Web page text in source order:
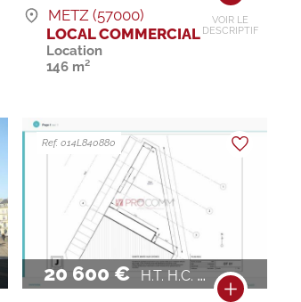
VOIR LE
DESCRIPTIF
METZ (57000)
LOCAL COMMERCIAL
Location
146 m²
20 600 € H.T. H.C. / AN
Ref. 014L840880